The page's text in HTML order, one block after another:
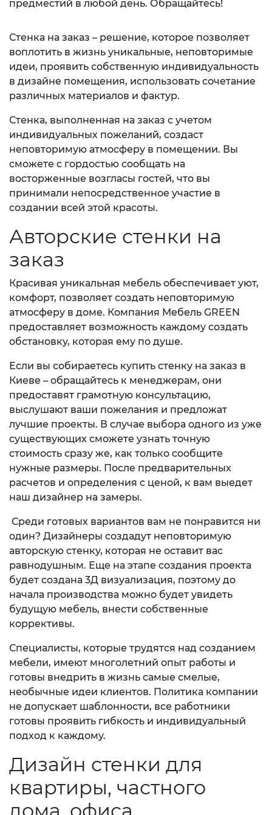
предместий в любой день. Обращайтесь!
Стенка на заказ – решение, которое позволяет
воплотить в жизнь уникальные, неповторимые
идеи, проявить собственную индивидуальность
в дизайне помещения, использовать сочетание
различных материалов и фактур.
Стенка, выполненная на заказ с учетом
индивидуальных пожеланий, создаст
неповторимую атмосферу в помещении. Вы
сможете с гордостью сообщать на
восторженные возгласы гостей, что вы
принимали непосредственное участие в
создании всей этой красоты.
Авторские стенки на
заказ
Красивая уникальная мебель обеспечивает уют,
комфорт, позволяет создать неповторимую
атмосферу в доме. Компания Мебель GREEN
предоставляет возможность каждому создать
обстановку, которая ему по душе.
Если вы собираетесь купить стенку на заказ в
Киеве – обращайтесь к менеджерам, они
предоставят грамотную консультацию,
выслушают ваши пожелания и предложат
лучшие проекты. В случае выбора одного из уже
существующих сможете узнать точную
стоимость сразу же, как только сообщите
нужные размеры. После предварительных
расчетов и определения с ценой, к вам выедет
наш дизайнер на замеры.
Среди готовых вариантов вам не понравится ни
один? Дизайнеры создадут неповторимую
авторскую стенку, которая не оставит вас
равнодушным. Еще на этапе создания проекта
будет создана 3Д визуализация, поэтому до
начала производства можно будет увидеть
будущую мебель, внести собственные
коррективы.
Специалисты, которые трудятся над созданием
мебели, имеют многолетний опыт работы и
готовы внедрить в жизнь самые смелые,
необычные идеи клиентов. Политика компании
не допускает шаблонности, все работники
готовы проявить гибкость и индивидуальный
подход к каждому.
Дизайн стенки для
квартиры, частного